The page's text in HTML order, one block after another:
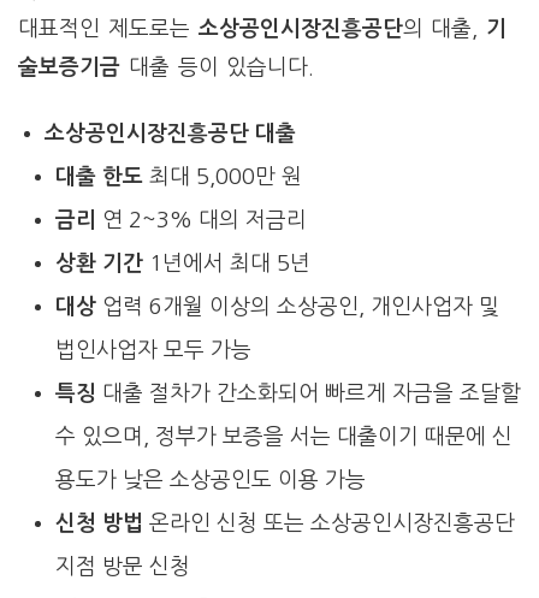
대표적인 제도로는 소상공인시장진흥공단의 대출, 기
술보증기금 대출 등이 있습니다.
소상공인시장진흥공단 대출
대출 한도최대 5,000만 원
금리
연 2~3% 대의 저금리
상환 기간1년에서 최대 5년
대상업력 6개월 이상의 소상공인, 개인사업자 및
법인사업자 모두 가능
특징 대출 절차가 간소화되어 빠르게 자금을 조달할
수 있으며, 정부가 보증을 서는 대출이기 때문에 신
용도가 낮은 소상공인도 이용 가능
신청 방법 온라인 신청 또는 소상공인시장진흥공단
지점 방문 신청